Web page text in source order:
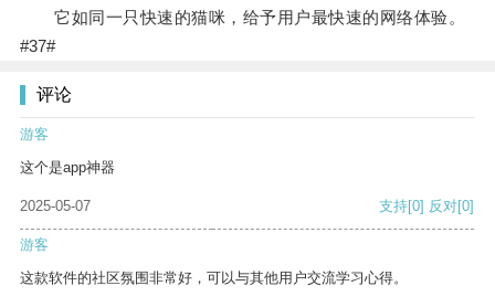
它如同一只快速的猫咪，给予用户最快速的网络体验。
#37#
评论
游客
这个是app神器
2025-05-07 支持[0] 反对[0]
游客
这款软件的社区氛围非常好，可以与其他用户交流学习心得。